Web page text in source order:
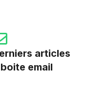
articles
email